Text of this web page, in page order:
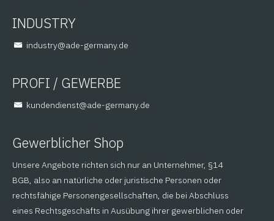
INDUSTRY
ed.ynamreg-eda
@yrtsudni
PROFI / GEWERBE
ed.ynamreg-eda
@tsneidnednuk
Gewerblicher Shop
Unsere Angebote richten sich nur an Unternehmer, §14
BGB, also an natürliche oder juristische Personen oder
rechtsfähige Personengesellschaften, die bei Abschluss
eines Rechtsgeschäfts in Ausübung ihrer gewerblichen oder